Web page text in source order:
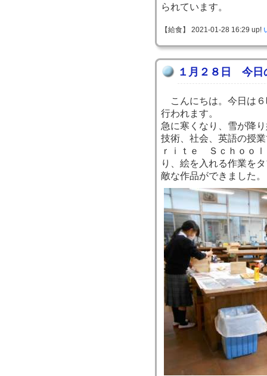
られています。
【給食】 2021-01-28 16:29 up!
１月２８日 今日
こんにちは。今日は６
行われます。
急に寒くなり、雪が降
技術、社会、英語の授
ｒｉｔｅ Ｓｃｈｏｏ
り、絵を入れる作業を
敵な作品ができました。